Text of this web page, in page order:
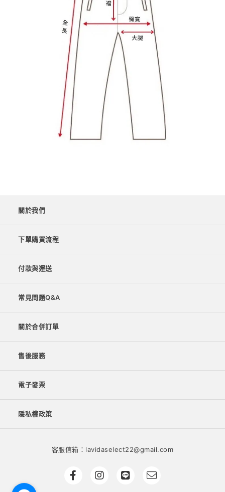
關於我們
下單購買流程
付款與運送
常見問題Q&A
關於合併訂單
售後服務
電子發票
隱私權政策
客服信箱：lavidaselect22@gmail.com